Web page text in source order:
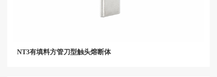
NT3有填料方管刀型触头熔断体